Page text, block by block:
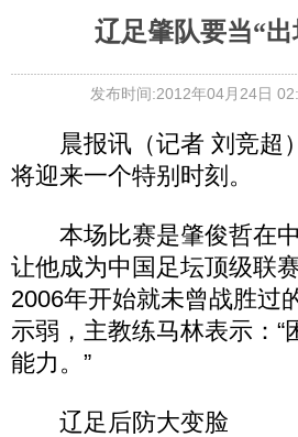
辽足肇队要当“
发布时间:2012年04月24日
晨报讯（记者 刘竞超）
将迎来一个特别时刻。
本场比赛是肇俊哲在中
让他成为中国足坛顶级联
2006年开始就未曾战胜过
示弱，主教练马林表示：
能力。”
辽足后防大变脸